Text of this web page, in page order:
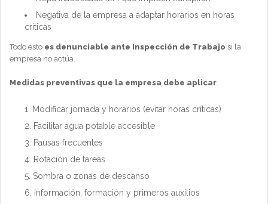
Negativa de la empresa a adaptar horarios en horas
críticas
Todo esto es denunciable ante Inspección de Trabajo si la
empresa no actúa.
Medidas preventivas que la empresa debe aplicar
Modificar jornada y horarios (evitar horas críticas)
Facilitar agua potable accesible
Pausas frecuentes
Rotación de tareas
Sombra o zonas de descanso
Información, formación y primeros auxilios